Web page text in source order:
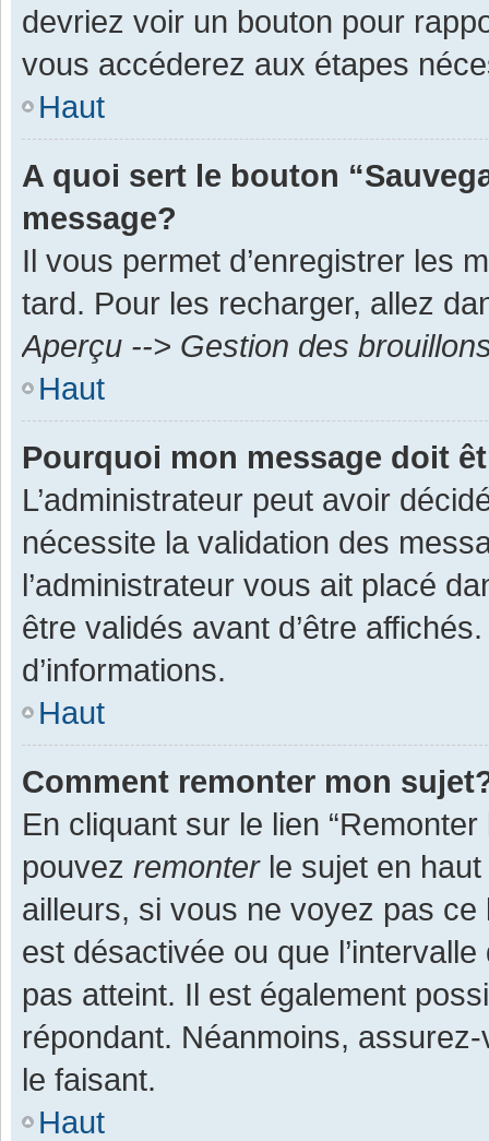
devriez voir un bouton pour
vous accéderez aux étapes
Haut
A quoi sert le bouton
message?
Il vous permet d’enregistrer les
tard. Pour les recharger, allez
Aperçu --> Gestion des
Haut
Pourquoi mon message doit
L’administrateur peut avoir
nécessite la validation des
l’administrateur vous ait placé
être validés avant d’être
d’informations.
Haut
Comment remonter mon
En cliquant sur le lien
pouvez remonterle sujet en haut
ailleurs, si vous ne voyez pas
est désactivée ou que
pas atteint. Il est également
répondant. Néanmoins,
le faisant.
Haut